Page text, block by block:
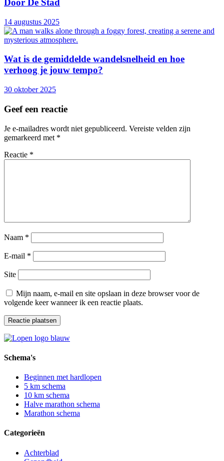
Door De Stad
14 augustus 2025
Wat is de gemiddelde wandelsnelheid en hoe
verhoog je jouw tempo?
30 oktober 2025
Geef een reactie
Je e-mailadres wordt niet gepubliceerd. Vereiste velden zijn
gemarkeerd met *
Reactie *
Naam *
E-mail *
Site
Mijn naam, e-mail en site opslaan in deze browser voor de
volgende keer wanneer ik een reactie plaats.
Schema's
Beginnen met hardlopen
5 km schema
10 km schema
Halve marathon schema
Marathon schema
Categorieën
Achterblad